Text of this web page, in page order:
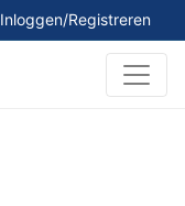
Inloggen/Registreren